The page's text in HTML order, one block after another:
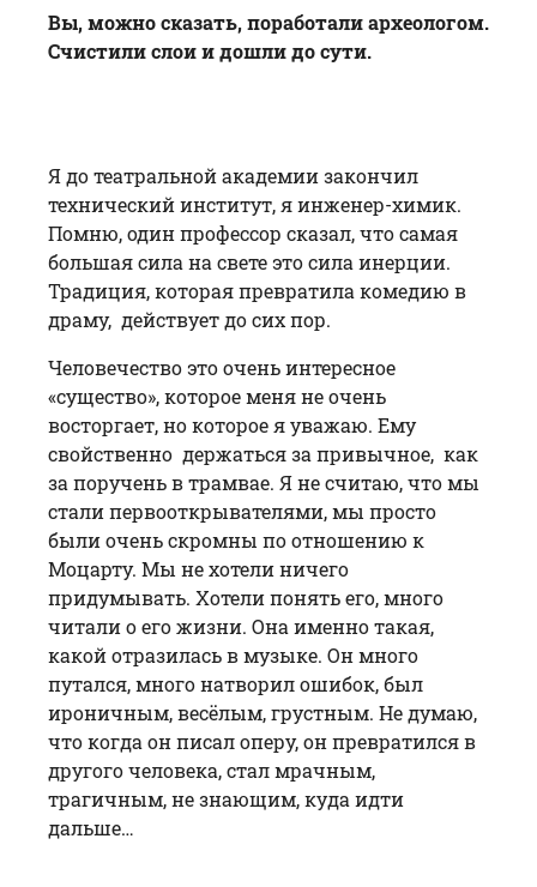
Вы, можно сказать, поработали археологом.
Счистили слои и дошли до сути.
Я до театральной академии закончил
технический институт, я инженер-химик.
Помню, один профессор сказал, что самая
большая сила на свете это сила инерции.
Традиция, которая превратила комедию в
драму, действует до сих пор.
Человечество это очень интересное
«существо», которое меня не очень
восторгает, но которое я уважаю. Ему
свойственно держаться за привычное, как
за поручень в трамвае. Я не считаю, что мы
стали первооткрывателями, мы просто
были очень скромны по отношению к
Моцарту. Мы не хотели ничего
придумывать. Хотели понять его, много
читали о его жизни. Она именно такая,
какой отразилась в музыке. Он много
путался, много натворил ошибок, был
ироничным, весёлым, грустным. Не думаю,
что когда он писал оперу, он превратился в
другого человека, стал мрачным,
трагичным, не знающим, куда идти
дальше…